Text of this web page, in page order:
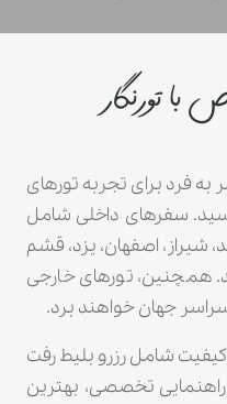
با تورنگار
فرد برای تجربه تورهای
سفرهای داخلی شامل
شیراز، اصفهان، یزد، قشم
همچنین، تورهای خارجی
جهان خواهند برد.
کیفیت شامل رزرو بلیط رفت
تخصصی، بهترین